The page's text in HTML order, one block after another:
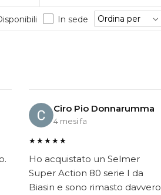
In sede
Ciro Pio Donnarumma
4 mesi fa
★★★★★
Ho acquistato un Selmer
Super Action 80 serie I da
Biasin e sono rimasto davvero